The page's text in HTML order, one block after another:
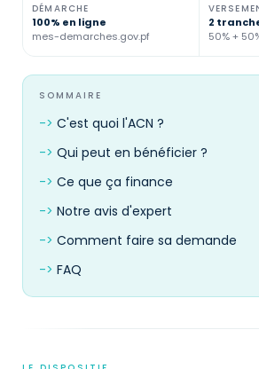
DÉMARCHE
100% en ligne
mes-demarches.gov.pf
2
50% +
SOMMAIRE
C'est quoi l'ACN ?
Qui peut en bénéficier ?
Ce que ça finance
Notre avis d'expert
Comment faire sa demande
FAQ